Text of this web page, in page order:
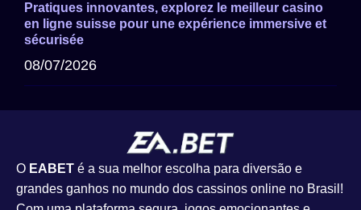
Pratiques innovantes, explorez le meilleur casino
en ligne suisse pour une expérience immersive et
sécurisée
08/07/2026
O EABET é a sua melhor escolha para diversão e
grandes ganhos no mundo dos cassinos online no Brasil!